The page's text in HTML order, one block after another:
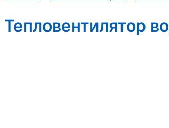
Тепловентилятор